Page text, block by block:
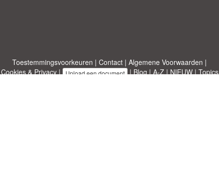
Toestemmingsvoorkeuren | Contact | Algemene Voorwaarden |
Cookies & Privacy| Upload een document |Blog|A-Z|NIEUW|Topics